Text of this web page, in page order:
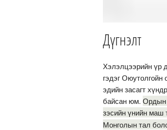
Дүгнэлт
Хэлэлцээрийн үр
гэдэг Оюутолгойн
эдийн засагт
байсан юм. Ордын
зэсийн үнийн маш
Монголын тал